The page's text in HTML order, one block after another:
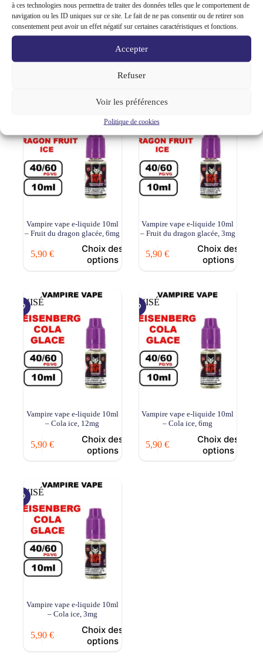
à ces technologies nous permettra de traiter des données telles que le comportement de
navigation ou les ID uniques sur ce site. Le fait de ne pas consentir ou de retirer son
consentement peut avoir un effet négatif sur certaines caractéristiques et fonctions.
Accepter
Refuser
Voir les préférences
Politique de cookies
Vampire vape e-liquide 10ml
– Gum ice, 3mg
5,90€
Vampire vape e-liquide 10ml
– Fruit du dragon glacée,
5,90€
Vampire vape e-liquide 10ml
– Fruit du dragon glacée, 6mg
5,90 €
Choix des
options
Vampire vape e-liquide 10ml
– Fruit du dragon glacée, 3mg
5,90€
Choix des
options
ÉPUISÉ
Vampire vape e-liquide 10ml
– Cola ice, 12mg
5,90 €
Choix des
options
ÉPUISÉ
Vampire vape e-liquide 10ml
– Cola ice, 6mg
5,90€
Choix des
options
ÉPUISÉ
Vampire vape e-liquide 10ml
– Cola ice, 3mg
5,90 €
Choix des
options